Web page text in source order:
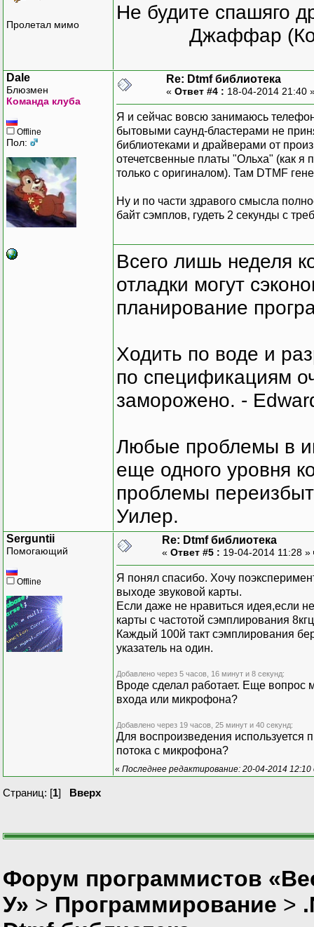
Пролетал мимо
Не будите спашяго
Джаффар
Dale
Блюзмен
Команда клуба
Offline
Пол:
Re: Dtmf библиотека
« Ответ #4 : 18-04-2014 21:40
Я и сейчас вовсю занимаюсь
бытовыми саунд-бластерами не
библиотеками и драйверами от
отечетсвенные платы "Ольха" (как я
только с оригиналом). Там DTMF
Ну и по части здравого смысла
байт сэмплов, гудеть 2 секунды с
Всего лишь неделя
отладки могут
планирование
Ходить по воде и
по спецификациям
заморожено. -
Любые проблемы в
еще одного уровня
проблемы
Уилер.
Serguntii
Помогающий
Offline
Re: Dtmf библиотека
« Ответ #5 : 19-04-2014 11:28 »
Я понял спасибо. Хочу
выходе звуковой карты.
Если даже не нравиться идея,если
карты с частотой сэмплирования
Каждый 100й такт сэмплирования
указатель на один.
Добавлено через 5 часов, 16 минут и 8 секунд:
Вроде сделал работает. Еще вопрос
входа или микрофона?
Добавлено через 19 часов, 25 минут и 40 секунд:
Для воспроизведения используется
потока с микрофона?
« Последнее редактирование: 20-04-2014
Страниц: [1] Вверх
Форум программистов
У» > Программирование >